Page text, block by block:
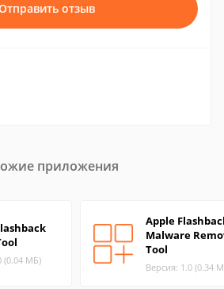
отзыв
приложения
(0.04 МБ)
Apple
Malware
Tool
Версия: 1.0 (0.34